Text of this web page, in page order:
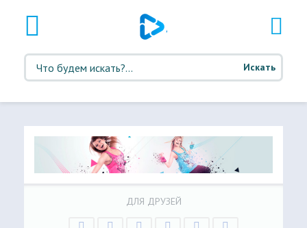
Искать
ДЛЯ ДРУЗЕЙ